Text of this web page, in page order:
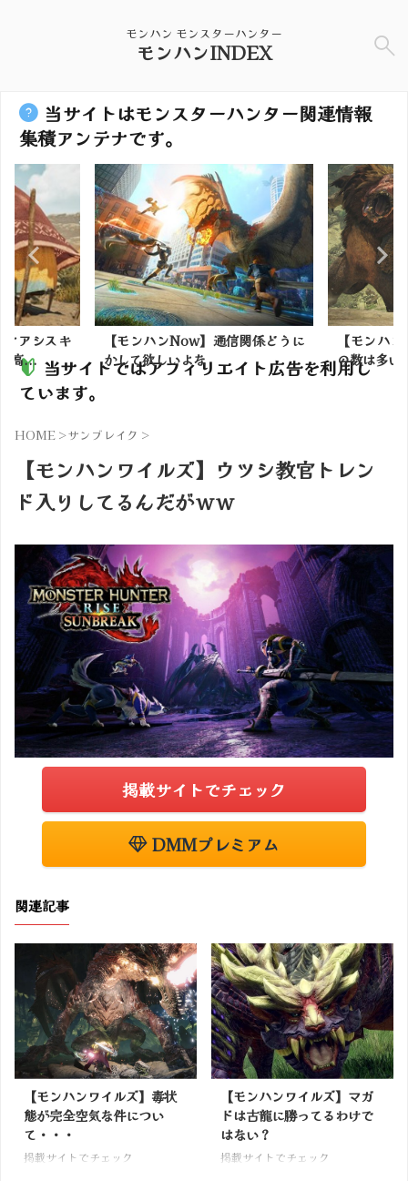
モンハン モンスターハンター
モンハンINDEX
当サイトはモンスターハンター関連情報
集積アンテナです。
アシスキ
高...
【モンハンNow】通信関係どうに
かして欲しいよな
【モンハ
の数は多い
当サイトではアフィリエイト広告を利用し
ています。
HOME >サンブレイク >
【モンハンワイルズ】ウツシ教官トレン
ド入りしてるんだがｗｗ
掲載サイトでチェック
DMMプレミアム
関連記事
【モンハンワイルズ】毒状
態が完全空気な件につい
て・・・
掲載サイトでチェック
【モンハンワイルズ】マガ
ドは古龍に勝ってるわけで
はない？
掲載サイトでチェック